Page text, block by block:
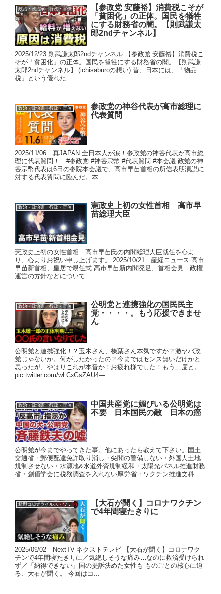
政治・政治家・行政・官僚
【参政党 安藤裕】消費税こそが
「貧困化」の正体。国民を犠牲
にする財務省の闇。【則武謙太
郎2ndチャンネル】
2025/12/23 則武謙太郎2ndチャンネル 【参政党 安藤裕】消費税こ
そが「貧困化」の正体。国民を犠牲にする財務省の闇。【則武謙
太郎2ndチャンネル】 (ichisaburoの想い) 昔、日本には、「物品
税」という優れた...
政治・政治家・行政・官僚
参政党の神谷代表が高市総理に
代表質問
2025/11/06 真JAPAN 全日本人が涙！参政党の神谷代表が高市総
理に代表質問！ #参政党 #神谷宗幣 #代表質問 #本会議 政党の神
谷宗幣代表は6日の参院本会議で、高市早苗首相の所信表明演説に
対する代表質問に臨んだ。本...
政治・政治家・行政・官僚
憲政史上初の女性首相 高市早
苗総理大臣
憲政史上初の女性首相 高市早苗氏の内閣総理大臣就任を心よ
り、心よりお祝い申し上げます。 2025/10/21 産経ニュース 高市
早苗新首相、皇居で親任式 高市早苗新内閣発足、首相会見 政権
運営の方針などについて ...
政治・政治家・行政・官僚
公明党と連携強化の国民民主
党・・・・。もう応援できませ
ん
公明党と連携強化！？玉木さん、榛葉さん本気ですか？激ヤバ政
党じゃないか。何がしたかったの？今まではセンス無いだけかと
思ったが、やはりこれが本音か！お疲れ様でした！もう二度と。
pic.twitter.com/wLCxGsZAU4—...
政治・政治家・行政・官僚
中国共産党に媚びいる公明党は
不要 日本国民の敵 日本の癌
公明党が今までやってきた事。他にあったら教えて下さい。国土
交通省・郵便配達免許取り消し・尖閣の警備しない・外国人土地
規制させない・水源地&水道外資規制緩和・太陽光パネル推進財務
省・創価学会に税務調査を入れない厚労省・ワクチン推進文科...
新型コロナウイルス・ワクチン
【大石が聞く】コロナワクチン
で4年間寝たきりに
2025/09/02 NextTV ネクストテレビ 【大石が聞く】コロナワク
チンで4年間寝たきりに／気絶しそうな痛み…なのに救済受けられ
ず／「納得できない」国の提訴決めた女性も ものごとの核心に迫
る、大石が聞く。 今回はコ...